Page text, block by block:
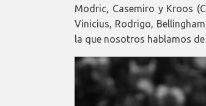
Modric, Casemiro y Kroos
Vinicius, Rodrigo,
la que nosotros hablamos